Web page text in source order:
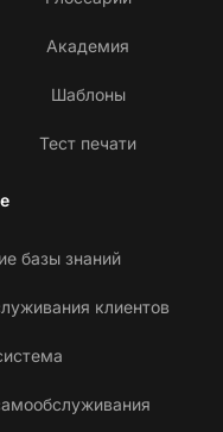
Академия
Шаблоны
Тест печати
базы знаний
клиентов